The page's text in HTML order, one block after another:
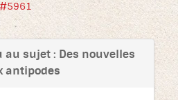
#5961
sujet : Des nouvelles
antipodes